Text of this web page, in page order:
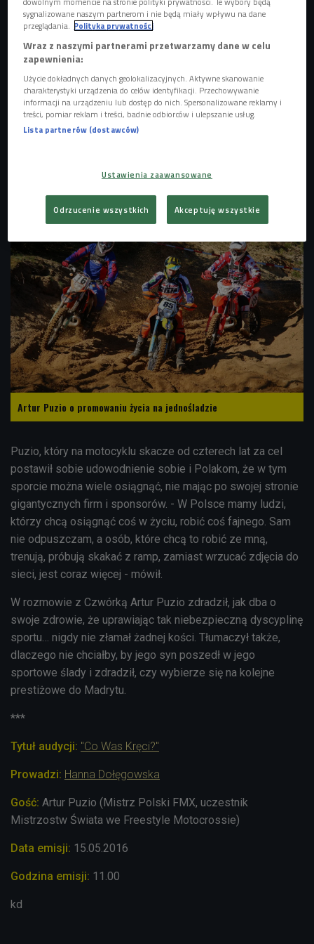
Foto: PAP/Piotr Wittman
Artur Puzio o promowaniu życia na jednośladzie
Puzio, który na motocyklu skacze od czterech lat za cel
postawił sobie udowodnienie sobie i Polakom, że w tym
sporcie można wiele osiągnąć, nie mając po swojej stronie
gigantycznych firm i sponsorów. - W Polsce mamy ludzi,
którzy chcą osiągnąć coś w życiu, robić coś fajnego. Sam
nie odpuszczam, a osób, które chcą to robić ze mną,
trenują, próbują skakać z ramp, zamiast wrzucać zdjęcia do
sieci, jest coraz więcej - mówił.
W rozmowie z Czwórką Artur Puzio zdradził, jak dba o
swoje zdrowie, że uprawiając tak niebezpieczną dyscyplinę
sportu… nigdy nie złamał żadnej kości. Tłumaczył także,
dlaczego nie chciałby, by jego syn poszedł w jego
sportowe ślady i zdradził, czy wybierze się na kolejne
prestiżowe do Madrytu.
***
Tytuł audycji: "Co Was Kręci?"
Prowadzi: Hanna Dołęgowska
Gość: Artur Puzio (Mistrz Polski FMX, uczestnik
Mistrzostw Świata we Freestyle Motocrossie)
Data emisji: 15.05.2016
Godzina emisji: 11.00
kd
sygnalizowane naszym partnerom i nie będą miały wpływu na dane
przeglądania. Polityka prywatności
Wraz z naszymi partnerami przetwarzamy dane w celu
zapewnienia:
Użycie dokładnych danych geolokalizacyjnych. Aktywne skanowanie
charakterystyki urządzenia do celów identyfikacji. Przechowywanie
informacji na urządzeniu lub dostęp do nich. Spersonalizowane reklamy i
treści, pomiar reklam i treści, badnie odbiorców i ulepszanie usług.
Lista partnerów (dostawców)
Ustawienia zaawansowane
Odrzucenie wszystkich Akceptuję wszystkie